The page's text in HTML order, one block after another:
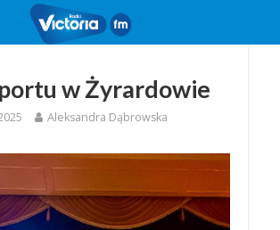
w Żyrardowie
Aleksandra Dąbrowska